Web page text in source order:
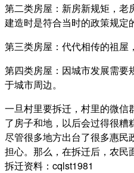
第二类房屋：新房新规矩，老
建造时是符合当时的政策规定
第三类房屋：代代相传的祖屋
第四类房屋：因城市发展需要
于城市周边。
一旦村里要拆迁，村里的微信
了房子和地，以后会过得很糟
尽管很多地方出台了很多惠民
担心。那么，在拆迁后，农民
拆迁资料：cqlst1981